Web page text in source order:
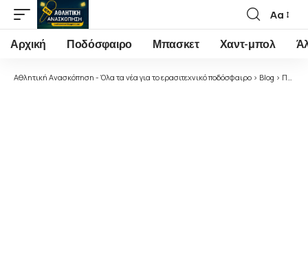
Font
Resizer
Αα
Αρχική Ποδόσφαιρο Μπασκετ Χαντ-μπολ
Αθλητική Ανασκόπηση - Όλα τα νέα για το ερασιτεχνικό ποδόσφαιρο > Blog > Ποδόσφαιρο